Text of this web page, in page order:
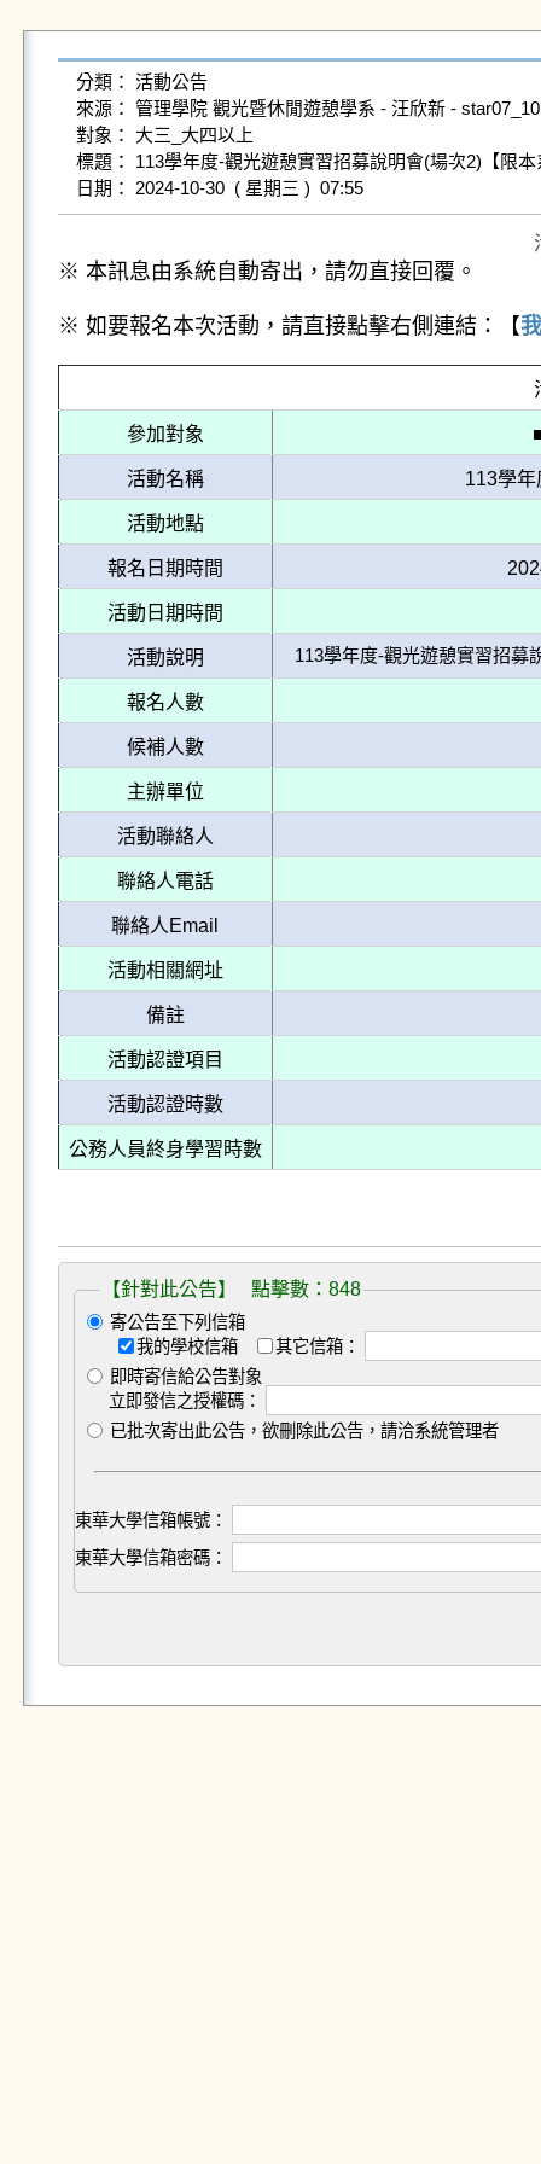
分類： 活動公告
來源： 管理學院 觀光暨休閒遊憩學系 - 汪欣新 -
對象： 大三_大四以上
標題： 113學年度-觀光遊憩實習招募說明會(場次2)【限本
日期： 2024-10-30  ( 星期三 )  07:55
※ 本訊息由系統自動寄出，請勿直接回覆。
※ 如要報名本次活動，請直接點擊右側連結：【
參加對象
活動名稱 113學
活動地點
報名日期時間
活動日期時間
活動說明 113學年度-觀光遊憩實習招募
報名人數
候補人數
主辦單位
活動聯絡人
聯絡人電話
聯絡人Email
活動相關網址
備註
活動認證項目
活動認證時數
公務人員終身學習時數
【針對此公告】 點擊數：848
寄公告至下列信箱
我的學校信箱
其它信箱：
即時寄信給公告對象
立即發信之授權碼：
已批次寄出此公告，欲刪除此公告，請洽系統管理者
東華大學信箱帳號：
東華大學信箱密碼：